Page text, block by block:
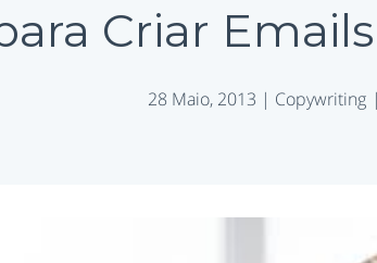
Criar
28 Maio, 2013 | Copywriting